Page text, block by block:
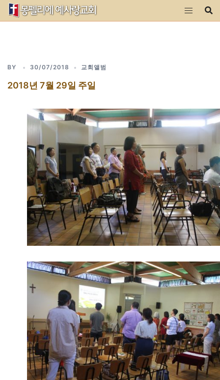
Skip
BY 30/07/2018 교회앨범
2018년 7월 29일 주일